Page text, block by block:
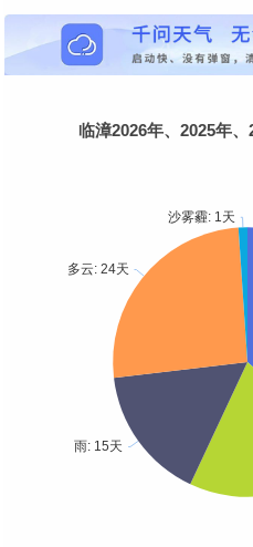
临漳2026年、2025年